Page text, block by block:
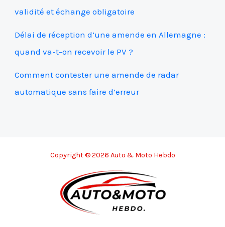
validité et échange obligatoire
Délai de réception d’une amende en Allemagne :
quand va-t-on recevoir le PV ?
Comment contester une amende de radar
automatique sans faire d’erreur
Copyright © 2026 Auto & Moto Hebdo